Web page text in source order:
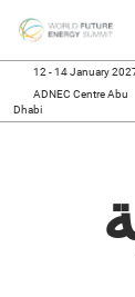
to
content
12 - 14 January
ADNEC Centre Abu
Dhabi